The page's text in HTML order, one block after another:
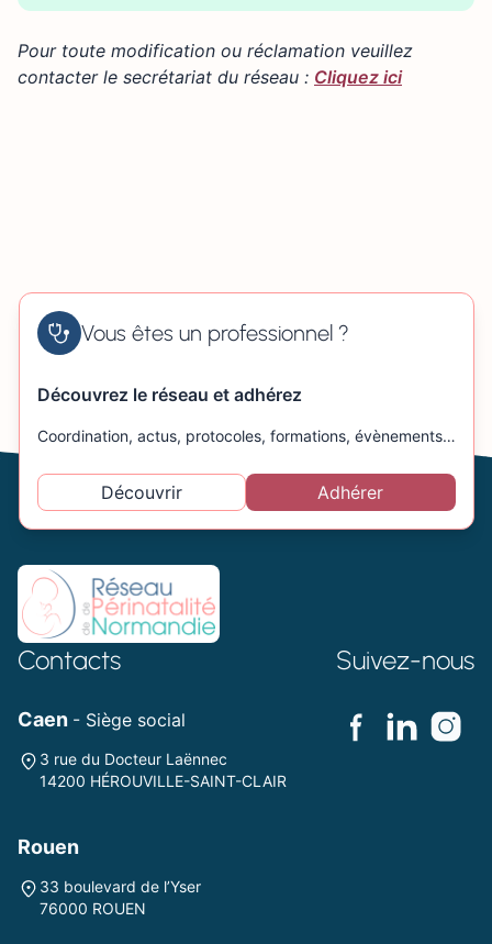
×
−
Pour toute modification ou réclamation veuillez
contacter le secrétariat du réseau : Cliquez ici
Vous êtes un professionnel ?
Découvrez le réseau et adhérez
Coordination, actus, protocoles, formations, évènements…
Découvrir Adhérer
Contacts
Caen - Siège social
3 rue du Docteur Laënnec
14200 HÉROUVILLE-SAINT-CLAIR
Rouen
33 boulevard de l’Yser
76000 ROUEN
Suivez-nous